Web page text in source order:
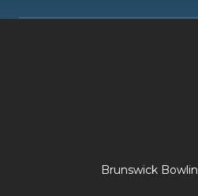
Brunswick